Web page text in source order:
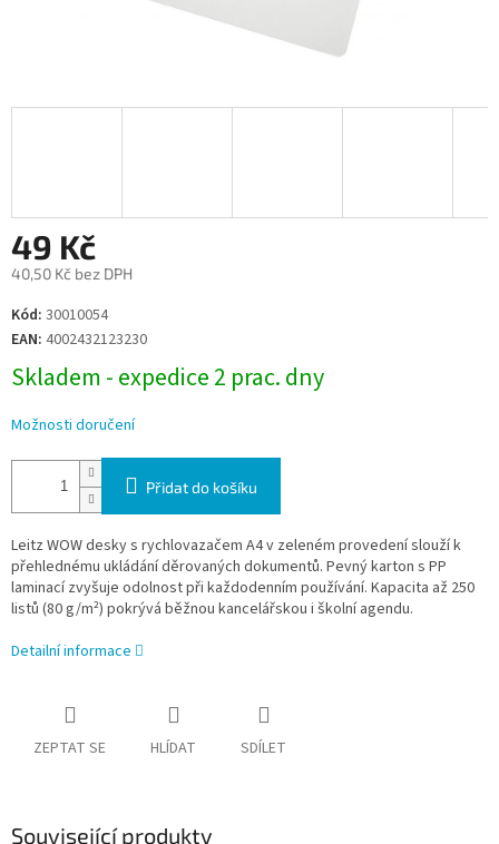
49 Kč
40,50 Kč bez DPH
Měrná
cena:
Kód: 30010054
EAN: 4002432123230
Skladem - expedice 2 prac. dny
Možnosti doručení
Přidat do košíku
Leitz WOW desky s rychlovazačem A4 v zeleném provedení slouží k
přehlednému ukládání děrovaných dokumentů. Pevný karton s PP
laminací zvyšuje odolnost při každodenním používání. Kapacita až 250
listů (80 g/m²) pokrývá běžnou kancelářskou i školní agendu.
Detailní informace
ZEPTAT SE HLÍDAT SDÍLET
Související produkty